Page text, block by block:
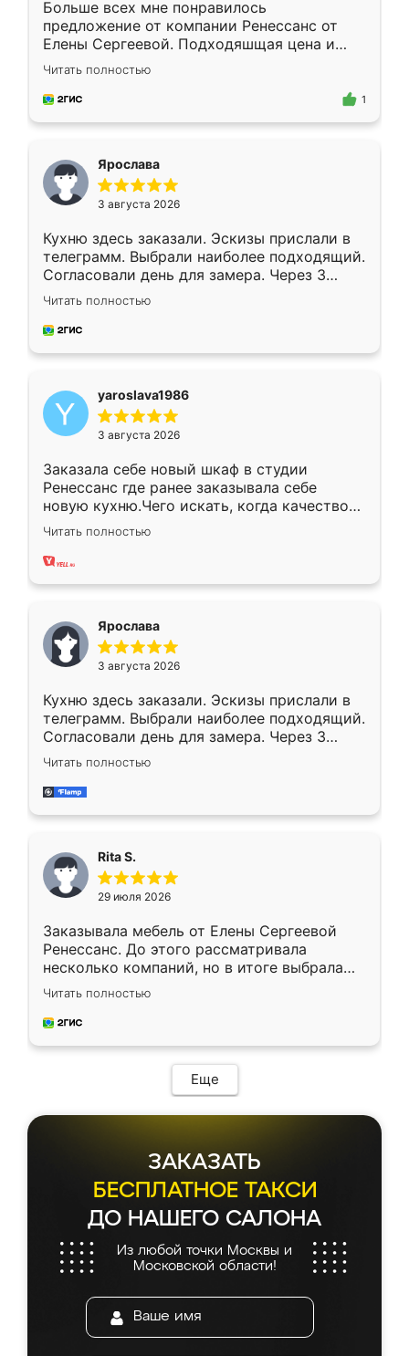
Больше всех мне понравилось
предложение от компании Ренессанс от
Елены Сергеевой. Подходяшщая цена и
короткие сроки изготовления. Приехавший
для замера сотрудник Владислав
предложил по моему эскизу самый
Читать полностью
1
Ярослава
3 августа 2026
Кухню здесь заказали. Эскизы прислали в
телеграмм. Выбрали наиболее подходящий.
Согласовали день для замера. Через 3
недели кухня была уже готова. Остались
довольны работой. Спасибо Ренессанс
мебель за качественную работу!
Читать полностью
yaroslava1986
3 августа 2026
Заказала себе новый шкаф в студии
Ренессанс где ранее заказывала себе
новую кухню.Чего искать, когда качеством
вполне довольна. Служит кухня уже почти
два года, нареканий нет.
Читать полностью
Ярослава
3 августа 2026
Кухню здесь заказали. Эскизы прислали в
телеграмм. Выбрали наиболее подходящий.
Согласовали день для замера. Через 3
недели кухня была уже готова. Остались
довольны работой. Спасибо Ренессанс
мебель за качественную работу!
Читать полностью
Rita S.
29 июля 2026
Заказывала мебель от Елены Сергеевой
Ренессанс. До этого рассматривала
несколько компаний, но в итоге выбрала
эту. Сначала обговорили условия, потом
приехал замерщик, всё спокойно объяснил
и снял размеры. Изготовили в срок, с
мебель сразу встала на свое место без
каких-либо доработок. Качеством осталась
довольна, все выглядит так, как и ожидала.
Читать полностью
Еще
ЗАКАЗАТЬ
БЕСПЛАТНОЕ ТАКСИ
ДО НАШЕГО САЛОНА
Из любой точки Москвы и
Московской области!